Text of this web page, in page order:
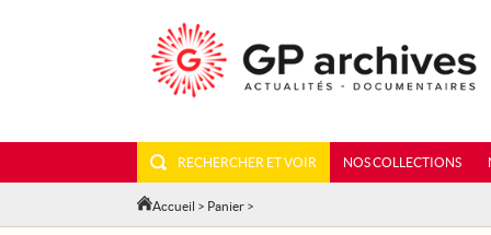
RECHERCHER ET VOIR NOS COLLECTIONS
Accueil > Panier >